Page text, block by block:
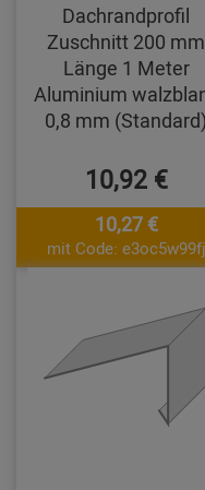
Dachrandprofil
Zuschnitt 200 mm
Länge 1 Meter
Aluminium
0,8 mm (Standard)
10,92 €
10,27 €
mit Code: e3oc5w99fj